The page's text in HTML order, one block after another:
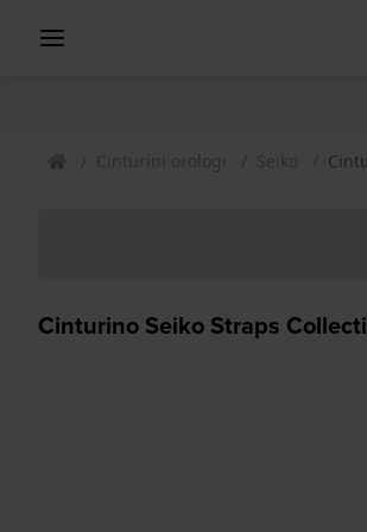
Cinturini orologi Seiko
Cinturino Seiko Straps